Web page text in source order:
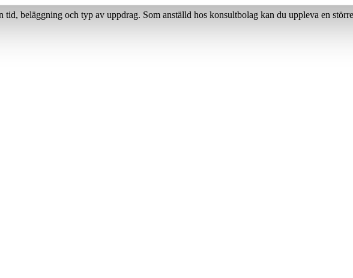
beläggning och typ av uppdrag. Som anställd hos konsultbolag kan du uppleva en